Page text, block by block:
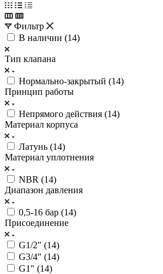
Фильтр
В наличии (14)
Тип клапана
Нормально-закрытый (14)
Принцип работы
Непрямого действия (14)
Материал корпуса
Латунь (14)
Материал уплотнения
NBR (14)
Диапазон давления
0,5-16 бар (14)
Присоединение
G1/2" (14)
G3/4" (14)
G1" (14)